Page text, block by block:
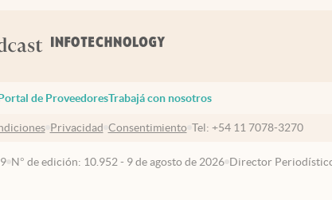
de ProveedoresTrabajá con nosotros
Privacidad Consentimiento Tel: +54 11 7078-3270
N° de edición: 10.952 - 9 de agosto de 2026 Director